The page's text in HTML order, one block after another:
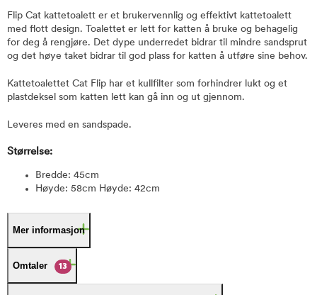
Flip Cat kattetoalett er et brukervennlig og effektivt kattetoalett
med flott design. Toalettet er lett for katten å bruke og behagelig
for deg å rengjøre. Det dype underredet bidrar til mindre sandsprut
og det høye taket bidrar til god plass for katten å utføre sine behov.
Kattetoalettet Cat Flip har et kullfilter som forhindrer lukt og et
plastdeksel som katten lett kan gå inn og ut gjennom.
Leveres med en sandspade.
Størrelse:
Bredde: 45cm
Høyde: 58cm Høyde: 42cm
Mer informasjon
Omtaler 13